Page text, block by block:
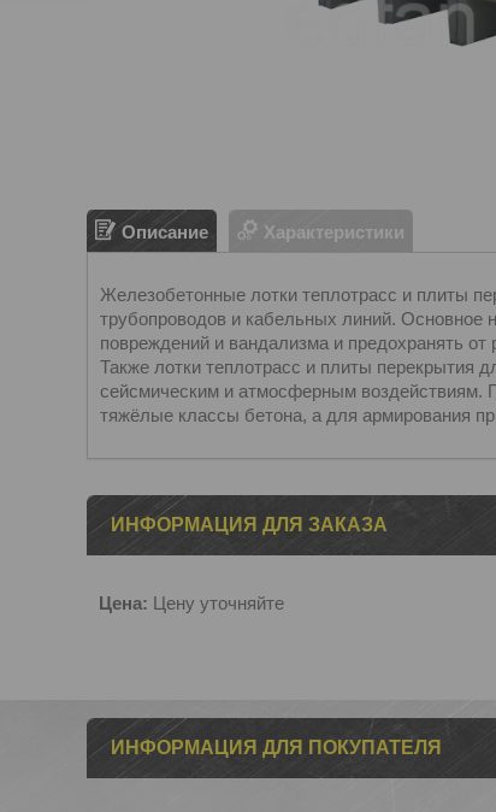
Описание Характеристики
Железобетонные лотки теплотрасс и плиты
трубопроводов и кабельных линий. Основное
повреждений и вандализма и предохранять
Также лотки теплотрасс и плиты перекрытия
сейсмическим и атмосферным воздействиям.
тяжёлые классы бетона, а для армирования
ИНФОРМАЦИЯ ДЛЯ ЗАКАЗА
Цена: Цену уточняйте
ИНФОРМАЦИЯ ДЛЯ ПОКУПАТЕЛЯ